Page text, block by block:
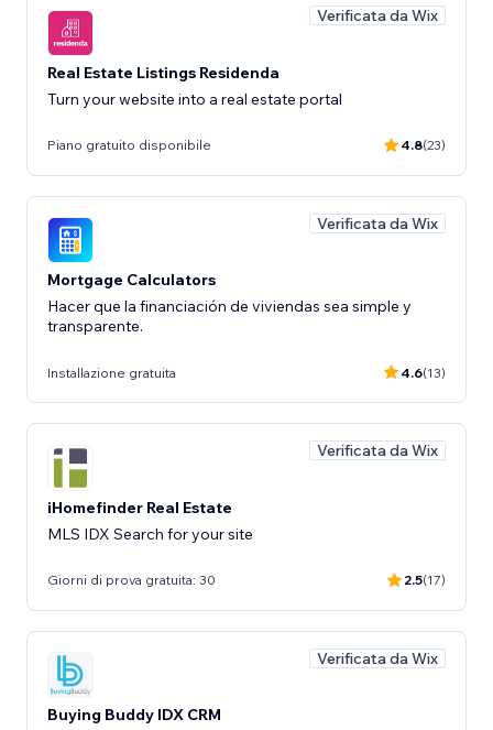
Verificata da Wix
Real Estate Listings Residenda
Turn your website into a real estate portal
Piano gratuito disponibile 4.8(23)
Verificata da Wix
Mortgage Calculators
Hacer que la financiación de viviendas sea simple y
transparente.
Installazione gratuita 4.6(13)
Verificata da Wix
iHomefinder Real Estate
MLS IDX Search for your site
Giorni di prova gratuita: 30 2.5(17)
Verificata da Wix
Buying Buddy IDX CRM